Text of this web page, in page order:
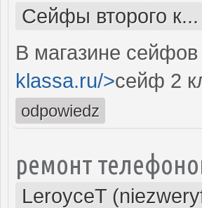
Сейфы второго
В магазине
klassa.ru/>сейф 2
odpowiedz
ремонт
LeroyceT